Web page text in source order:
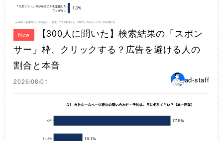
New
【300人に聞いた】検索結果の「スポン
サー」枠、クリックする？広告を避ける人の
割合と本音
2026/08/01 ad-staff